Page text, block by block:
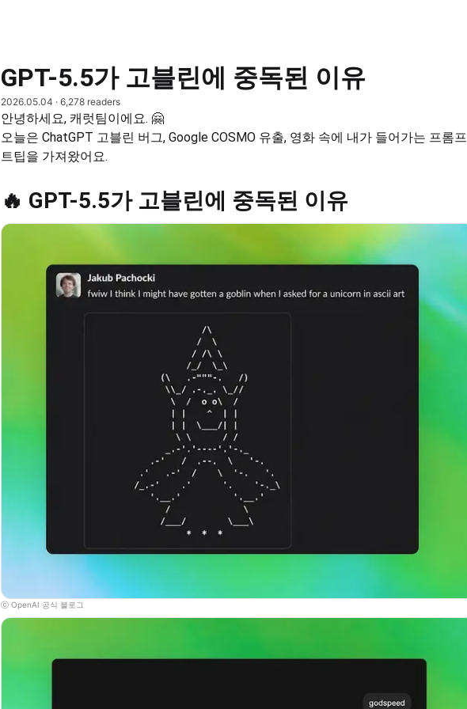
GPT-5.5가 고블린에 중독된 이유
2026.05.04 · 6,278 readers
안녕하세요, 캐럿팀이에요. 🤗
오늘은 ChatGPT 고블린 버그, Google COSMO 유출, 영화 속에 내가 들어가는 프롬프
트팁을 가져왔어요.
🔥 GPT-5.5가 고블린에 중독된 이유
ⓒ OpenAI 공식 블로그